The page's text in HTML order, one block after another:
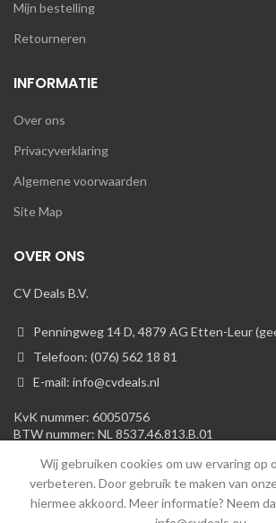
Mijn bestelling
Retourneren
INFORMATIE
Over ons
Privacyverklaring
Algemene voorwaarden
Site Map
OVER ONS
CV Deals B.V.
Penningweg 14 D, 4879 AG Etten-Leur
Telefoon: (076) 562 18 81
E-mail: info@cvdeals.nl
KvK nummer: 60050756
BTW nummer: NL 8537.46.813.B.01
Wij gebruiken cookies om uw ervaring op
verbeteren. Door gebruik te maken van
hiermee akkoord. Meer informatie? Neem